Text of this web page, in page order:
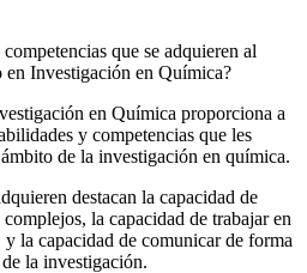
que se adquieren al
Investigación en Química?
en Química proporciona a
y competencias que les
de la investigación en química.
destacan la capacidad de
la capacidad de trabajar en
la capacidad de comunicar de forma
la investigación.